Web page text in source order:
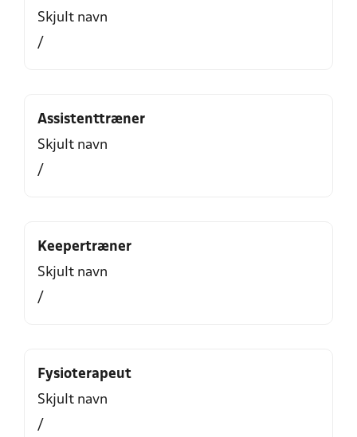
Skjult navn
/
Assistenttræner
Skjult navn
/
Keepertræner
Skjult navn
/
Fysioterapeut
Skjult navn
/